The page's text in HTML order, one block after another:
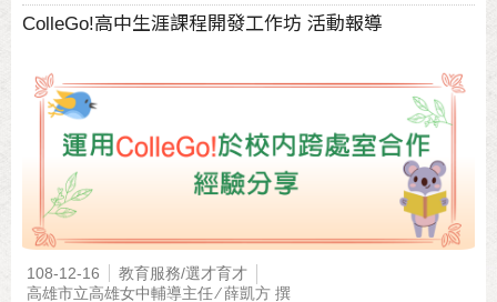
ColleGo!高中生涯課程開發工作坊 活動報導
108-12-16
教育服務/選才育才
高雄市立高雄女中輔導主任 ∕ 薛凱方 撰